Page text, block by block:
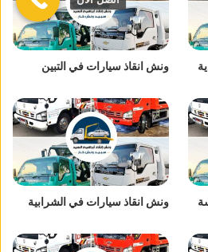
ونش انقاذ سيارات في التبين
ونش انقاذ سيارات في الشرابية